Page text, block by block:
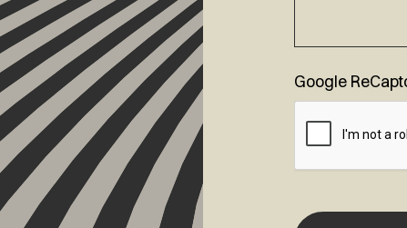
Google